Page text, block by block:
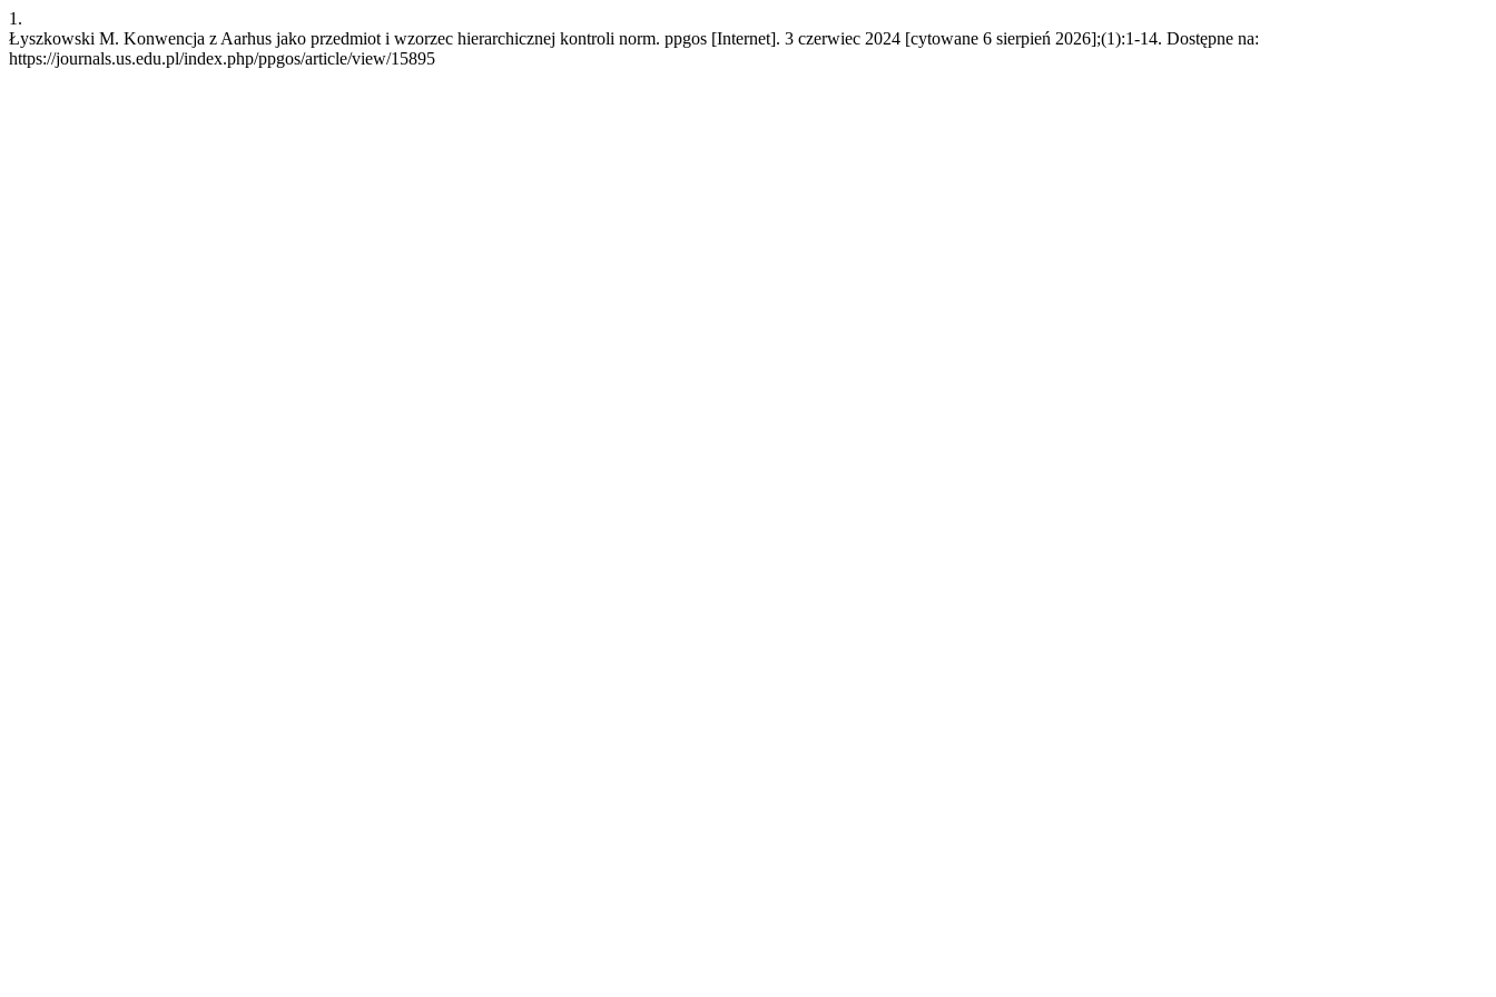
1.
Łyszkowski M. Konwencja z Aarhus jako przedmiot i wzorzec hierarchicznej kontroli norm. ppgos [Internet]. 3 czerwiec 2024 [cytowane 6 sierpień 2026];(1):1-14. Dostępne na:
https://journals.us.edu.pl/index.php/ppgos/article/view/15895